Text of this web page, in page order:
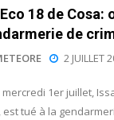
18 de Cosa:
de
2 JUILLET
1er juillet,
est tué à la